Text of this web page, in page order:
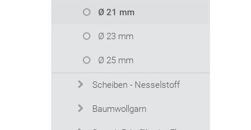
Ø 21 mm
Ø 23 mm
Ø 25 mm
Scheiben - Nesselstoff
Baumwollgarn